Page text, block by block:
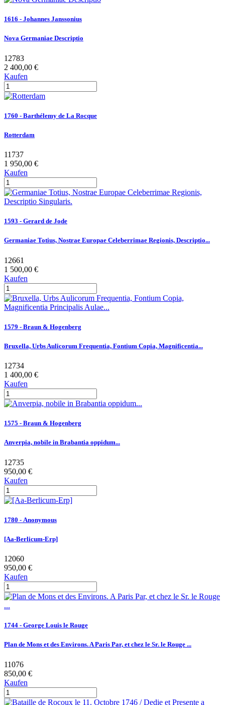
1616 - Johannes Janssonius
Nova Germaniae Descriptio
12783
2 400,00 €
Kaufen
1760 - Barthélemy de La Rocque
Rotterdam
11737
1 950,00 €
Kaufen
1593 - Gerard de Jode
Germaniae Totius, Nostrae Europae Celeberrimae Regionis, Descriptio...
12661
1 500,00 €
Kaufen
1579 - Braun & Hogenberg
Bruxella, Urbs Aulicorum Frequentia, Fontium Copia, Magnificentia...
12734
1 400,00 €
Kaufen
1575 - Braun & Hogenberg
Anverpia, nobile in Brabantia oppidum...
12735
950,00 €
Kaufen
1780 - Anonymous
[Aa-Berlicum-Erp]
12060
950,00 €
Kaufen
1744 - George Louis le Rouge
Plan de Mons et des Environs. A Paris Par, et chez le Sr. le Rouge ...
11076
850,00 €
Kaufen